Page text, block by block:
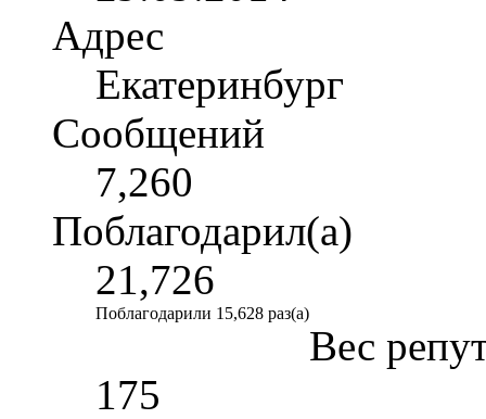
Адрес
Екатеринбург
Сообщений
7,260
Поблагодарил(а)
21,726
Поблагодарили 15,628 раз(а)
Вес
175